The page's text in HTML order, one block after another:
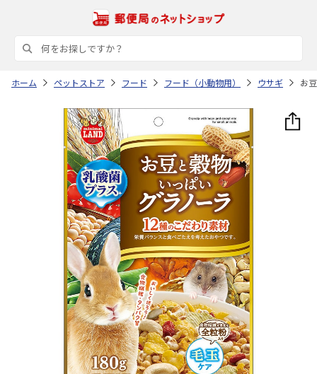
ホーム ペットストア フード フード（小動物用） ウサギ お